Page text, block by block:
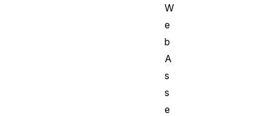
W
e
b
A
s
s
e